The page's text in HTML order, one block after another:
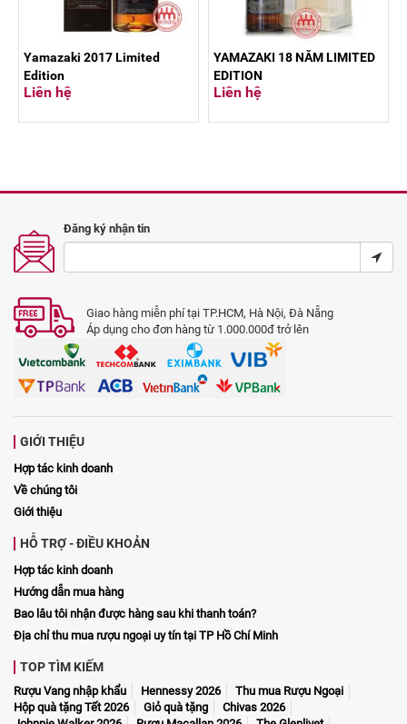
Yamazaki 2017 Limited
Edition
Liên hệ
YAMAZAKI 18 NĂM LIMITED
EDITION
Liên hệ
Đăng ký nhận tin
Giao hàng miễn phí tại TP.HCM, Hà Nội, Đà Nẵng
Áp dụng cho đơn hàng từ 1.000.000đ trở lên
GIỚI THIỆU
Hợp tác kinh doanh
Về chúng tôi
Giới thiệu
HỖ TRỢ - ĐIỀU KHOẢN
Hợp tác kinh doanh
Hướng dẫn mua hàng
Bao lâu tôi nhận được hàng sau khi thanh toán?
Địa chỉ thu mua rượu ngoại uy tín tại TP Hồ Chí Minh
TOP TÌM KIẾM
Rượu Vang nhập khẩu Hennessy 2026
Thu mua Rượu Ngoại
Hộp quà tặng Tết 2026
Giỏ quà tặng
Chivas 2026